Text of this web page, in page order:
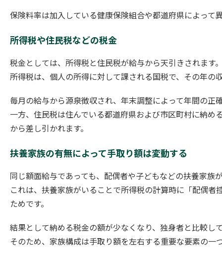
保険料率は加入している健康保険組合や都道府県によって
所得税や住民税などの税金
税金としては、所得税と住民税が給与から天引きされます
所得税は、個人の所得に対して課される国税で、その年
毎月の給与から源泉徴収され、年末調整によって年間の正
一方、住民税は住んでいる都道府県および市区町村に納
から差し引かれます。
扶養家族の有無によって手取り額は変動する
同じ額面給与であっても、配偶者や子どもなどの扶養家族
これは、扶養家族がいることで所得税の計算時に「配偶
ためです。
結果として納める税金の額が少なくなり、独身者と比較し
そのため、家族構成は手取り額を左右する重要な要素の一